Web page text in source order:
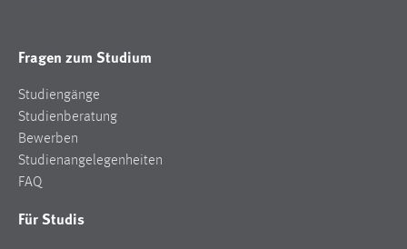
Fragen zum Studium
Studiengänge
Studienberatung
Bewerben
Studienangelegenheiten
FAQ
Für Studis